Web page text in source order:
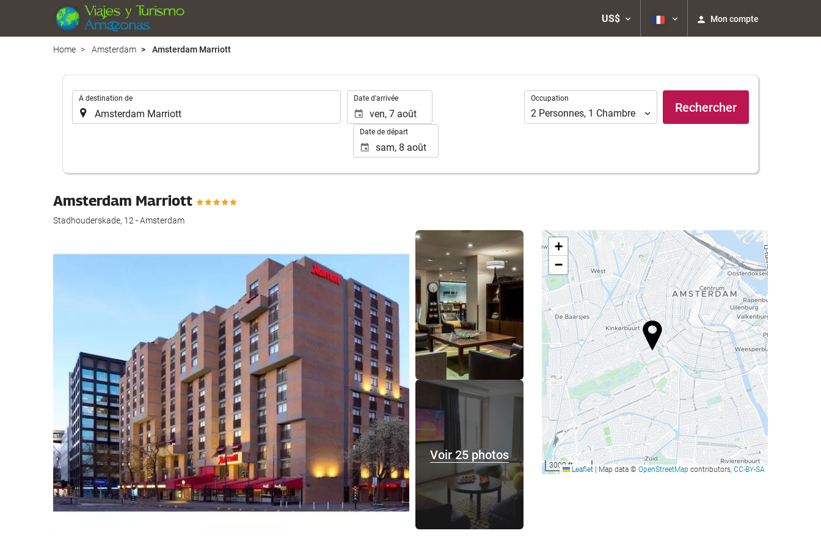
US$ Mon compte
Home Amsterdam Amsterdam Marriott
A destination de Date d'arrivée
Date de départ
Occupation
Occupation
2 Personnes, 1 Chambre Rechercher
Amsterdam Marriott
Stadhouderskade, 12 - Amsterdam
Voir 25 photos
+
−
3000 ftLeaflet Map data © OpenStreetMap contributors, CC-BY-SA